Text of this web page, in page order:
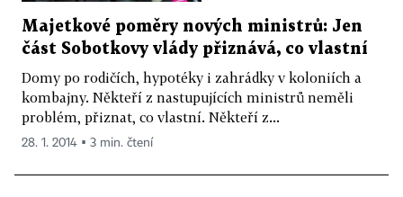
Majetkové poměry nových ministrů: Jen
část Sobotkovy vlády přiznává, co vlastní
Domy po rodičích, hypotéky i zahrádky v koloniích a
kombajny. Někteří z nastupujících ministrů neměli
problém, přiznat, co vlastní. Někteří z...
28. 1. 2014 ▪ 3 min. čtení